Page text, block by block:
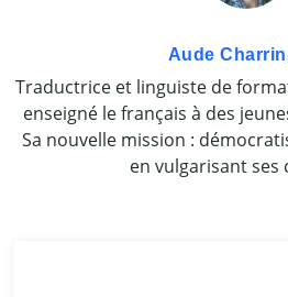
Aude
Traductrice et linguiste de
enseigné le français à des
Sa nouvelle mission :
en vulgarisant ses